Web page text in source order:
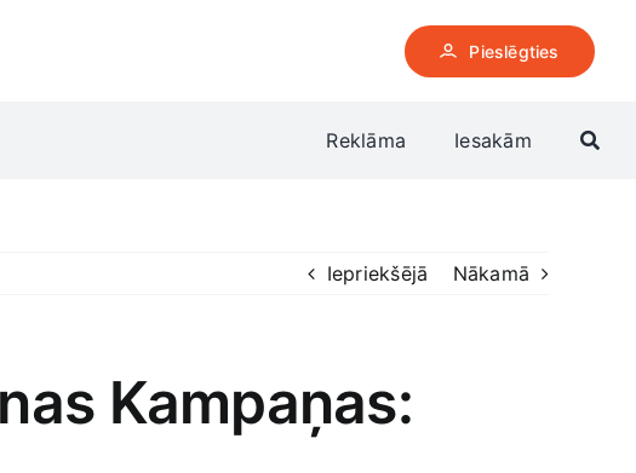
Pieslēgties
Reklāma Iesakām
Iepriekšējā Nākamā
Kampaņas: